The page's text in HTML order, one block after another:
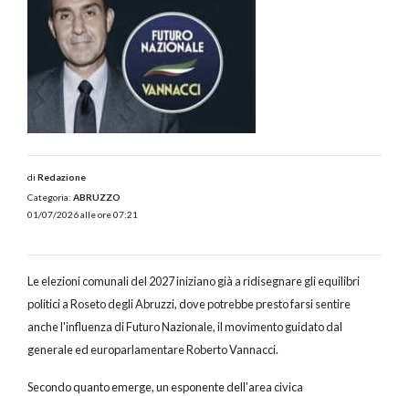
di Redazione
Categoria: ABRUZZO
01/07/2026 alle ore 07:21
Le elezioni comunali del 2027 iniziano già a ridisegnare gli equilibri
politici a Roseto degli Abruzzi, dove potrebbe presto farsi sentire
anche l'influenza di Futuro Nazionale, il movimento guidato dal
generale ed europarlamentare Roberto Vannacci.
Secondo quanto emerge, un esponente dell'area civica